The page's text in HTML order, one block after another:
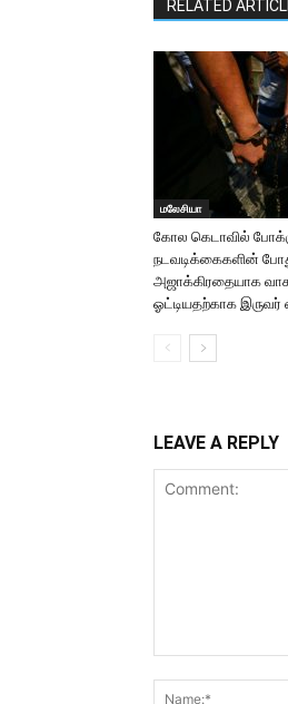
RELATED
மலேசியா
கோல கெடாவில்
நடவடிக்கைகளின்
அஜாக்கிரதையாக
ஓட்டியதற்காக இருவர்
LEAVE A REPLY